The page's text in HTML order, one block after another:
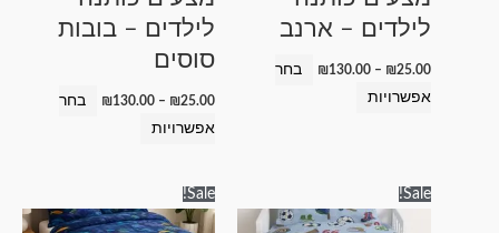
לילדים – ארנב
₪25.00
–
₪ 130.00
בחר
אפשרויות
את
האפשרויות
בעמוד
לילדים – בובות
סוסים
₪25.00
–
₪ 130.00
בחר
אפשרויות
את
האפשרויות
Sale!
מחירים:
⁦₪25.00⁩
זה
Sale!
מחירים:
⁦₪35.00⁩
זה